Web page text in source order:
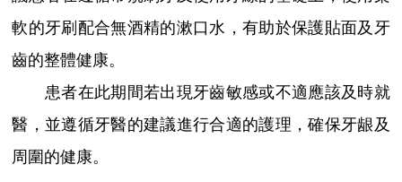
軟的牙刷配合無酒精的漱口水，有助於保護貼面及牙
齒的整體健康。
患者在此期間若出現牙齒敏感或不適應該及時就
醫，並遵循牙醫的建議進行合適的護理，確保牙龈及
周圍的健康。